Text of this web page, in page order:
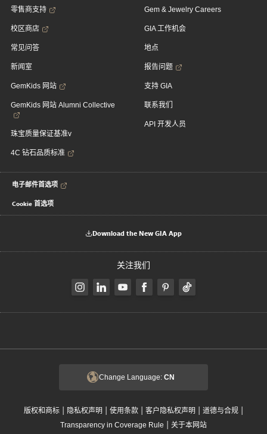
零售商支持
校区商店
常见问答
新闻室
GemKids 网站
GemKids 网站 Alumni Collective
珠宝质量保证基准v
4C 钻石品质标准
Gem & Jewelry Careers
GIA 工作机会
地点
报告问题
支持 GIA
联系我们
API 开发人员
电子邮件首选项
Cookie 首选项
Download the New GIA App
关注我们
Change Language: CN
版权和商标 | 隐私权声明 | 使用条款 | 客户隐私权声明 | 道德与合规 |
Transparency in Coverage Rule | 关于本网站